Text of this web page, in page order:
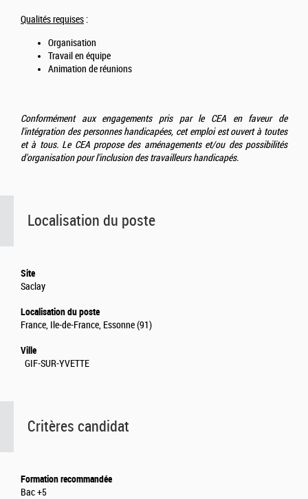
Qualités requises :
Organisation
Travail en équipe
Animation de réunions
Conformément aux engagements pris par le CEA en faveur de
l'intégration des personnes handicapées, cet emploi est ouvert à toutes
et à tous. Le CEA propose des aménagements et/ou des possibilités
d'organisation pour l'inclusion des travailleurs handicapés.
Localisation du poste
Site
Saclay
Localisation du poste
France, Ile-de-France, Essonne (91)
Ville
GIF-SUR-YVETTE
Critères candidat
Formation recommandée
Bac +5